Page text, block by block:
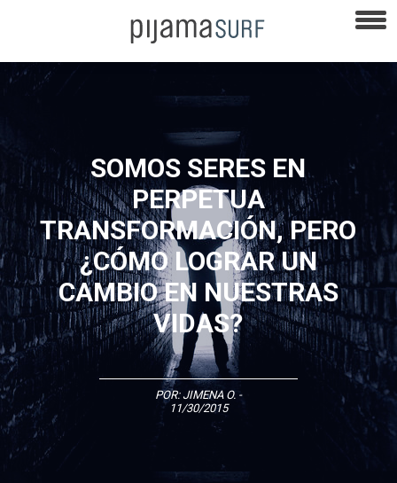
SOMOS SERES EN
PERPETUA
TRANSFORMACIÓN, PERO
¿CÓMO LOGRAR UN
CAMBIO EN NUESTRAS
VIDAS?
POR: JIMENA O.-
11/30/2015